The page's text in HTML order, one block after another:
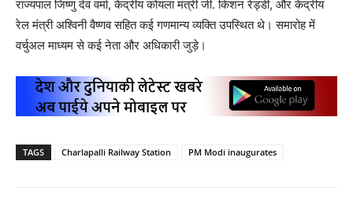
राज्यपाल जिष्णु देव वर्मा, केंद्रीय कोयला मंत्री जी. किशन रेड्डी, और केंद्रीय
रेल मंत्री अश्विनी वैष्णव सहित कई गणमान्य व्यक्ति उपस्थित थे। समारोह में
वर्चुअल माध्यम से कई नेता और अधिकारी जुड़े।
TAGS Charlapalli Railway Station PM Modi inaugurates